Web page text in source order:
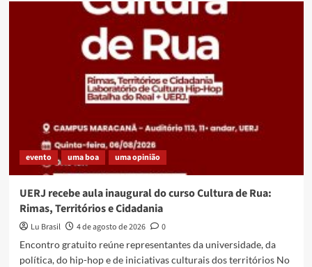
evento uma boa uma opinião
UERJ recebe aula inaugural do curso Cultura de Rua:
Rimas, Territórios e Cidadania
Lu Brasil 4 de agosto de 2026
0
Encontro gratuito reúne representantes da universidade, da
política, do hip-hop e de iniciativas culturais dos territórios No